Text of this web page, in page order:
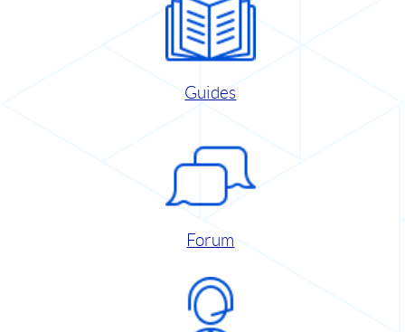
Guides
Forum